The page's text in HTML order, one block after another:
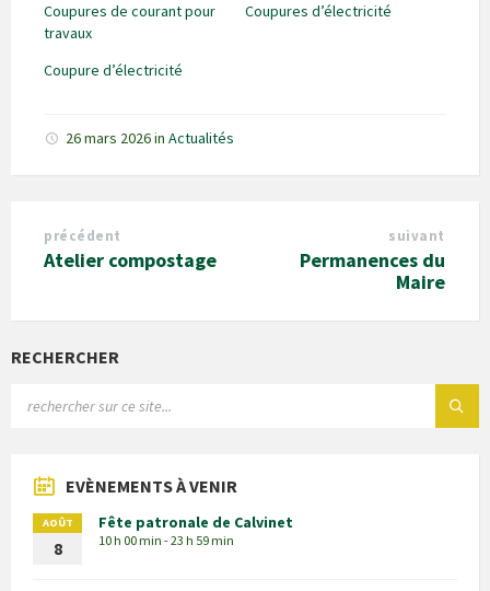
Coupures de courant pour
travaux
Coupures d’électricité
Coupure d’électricité
26 mars 2026in Actualités
précédent
Atelier compostage
suivant
Permanences du
Maire
RECHERCHER
EVÈNEMENTS À VENIR
AOÛT
8
Fête patronale de Calvinet
10 h 00 min - 23 h 59 min